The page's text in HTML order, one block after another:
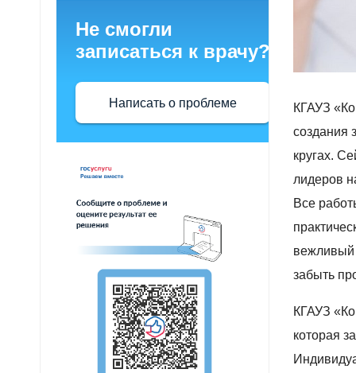
Не смогли
записаться к врачу?
Написать о проблеме
КГАУЗ
создания
кругах.
лидеров
Все
вежливый
забыть
КГАУЗ
которая